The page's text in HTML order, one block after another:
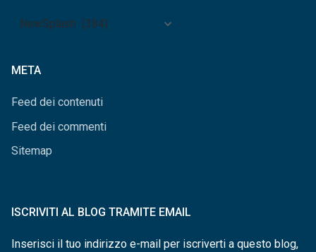
Archivio
META
Feed dei contenuti
Feed dei commenti
Sitemap
ISCRIVITI AL BLOG TRAMITE EMAIL
Inserisci il tuo indirizzo e-mail per iscriverti a questo blog,